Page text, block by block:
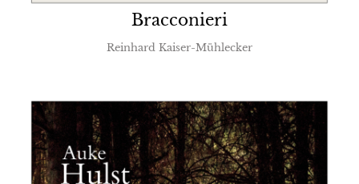
Bracconieri
Reinhard Kaiser-Mühlecker